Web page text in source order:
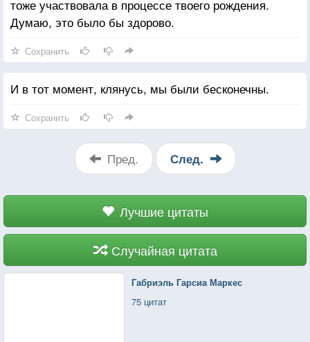
тоже участвовала в процессе твоего рождения.
Думаю, это было бы здорово.
Сохранить
И в тот момент, клянусь, мы были бесконечны.
Сохранить
Пред. След.
Лучшие цитаты
Случайная цитата
Габриэль Гарсиа Маркес
75 цитат